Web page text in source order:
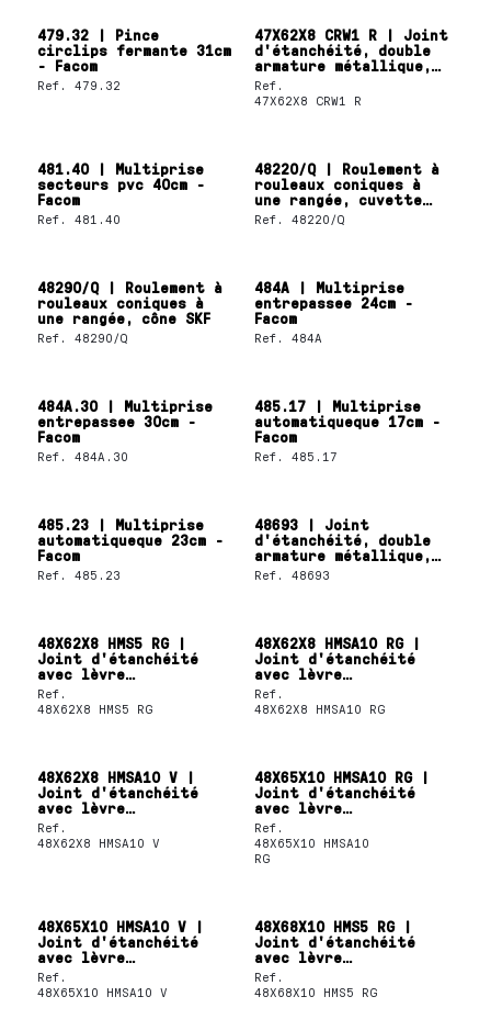
479.32 | Pince
circlips fermante 31cm
- Facom
Ref.479.32
47X62X8 CRW1 R | Joint
d'étanchéité, double
armature métallique,
lèvre SKF Wave
Ref.
47X62X8 CRW1 R
481.40 | Multiprise
secteurs pvc 40cm -
Facom
Ref.481.40
48220/Q | Roulement à
rouleaux coniques à
une rangée, cuvette
SKF
Ref. 48220/Q
48290/Q | Roulement à
rouleaux coniques à
une rangée, cône SKF
Ref.48290/Q
484A | Multiprise
entrepassee 24cm -
Facom
Ref. 484A
484A.30 | Multiprise
entrepassee 30cm -
Facom
Ref.484A.30
485.17 | Multiprise
automatiqueque 17cm -
Facom
Ref. 485.17
485.23 | Multiprise
automatiqueque 23cm -
Facom
Ref.485.23
48693 | Joint
d'étanchéité, double
armature métallique,
lèvre SKF Wave
Ref. 48693
48X62X8 HMS5 RG |
Joint d'étanchéité
avec lèvre
d'étanchéité unique
SKF
Ref.
48X62X8 HMS5 RG
48X62X8 HMSA10 RG |
Joint d'étanchéité
avec lèvre
d'étanchéité unique
SKF
Ref.
48X62X8 HMSA10 RG
48X62X8 HMSA10 V |
Joint d'étanchéité
avec lèvre
d'étanchéité unique
SKF
Ref.
48X62X8 HMSA10 V
48X65X10 HMSA10 RG |
Joint d'étanchéité
avec lèvre
d'étanchéité unique
SKF
Ref.
48X65X10 HMSA10
RG
48X65X10 HMSA10 V |
Joint d'étanchéité
avec lèvre
d'étanchéité unique
SKF
Ref.
48X65X10 HMSA10 V
48X68X10 HMS5 RG |
Joint d'étanchéité
avec lèvre
d'étanchéité unique
SKF
Ref.
48X68X10 HMS5 RG